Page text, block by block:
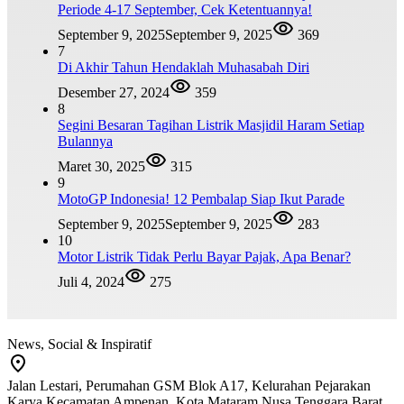
Periode 4-17 September, Cek Ketentuannya!
September 9, 2025September 9, 2025
369
7
Di Akhir Tahun Hendaklah Muhasabah Diri
Desember 27, 2024
359
8
Segini Besaran Tagihan Listrik Masjidil Haram Setiap
Bulannya
Maret 30, 2025
315
9
MotoGP Indonesia! 12 Pembalap Siap Ikut Parade
September 9, 2025September 9, 2025
283
10
Motor Listrik Tidak Perlu Bayar Pajak, Apa Benar?
Juli 4, 2024
275
News, Social & Inspiratif
Jalan Lestari, Perumahan GSM Blok A17, Kelurahan Pejarakan